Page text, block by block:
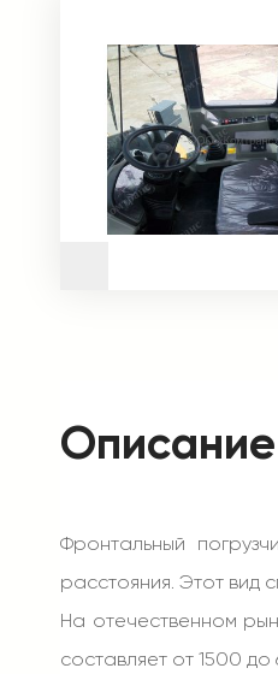
Фронтальный
расстояния. Этот вид
На отечественном
составляет от 1500 до